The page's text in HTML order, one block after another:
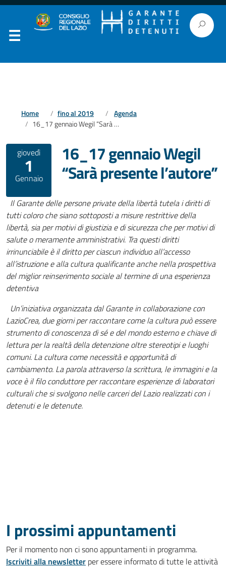
Home fino al 2019
Agenda
16_17 gennaio Wegil “Sarà presente l’autore”
giovedì
1
Gennaio
16_17 gennaio Wegil
“Sarà presente l’autore”
Il Garante delle persone private della libertà tutela i diritti di
tutti coloro che siano sottoposti a misure restrittive della
libertà, sia per motivi di giustizia e di sicurezza che per motivi di
salute o meramente amministrativi. Tra questi diritti
irrinunciabile è il diritto per ciascun individuo all’accesso
all’istruzione e alla cultura qualificante anche nella prospettiva
del miglior reinserimento sociale al termine di una esperienza
detentiva
Un’iniziativa organizzata dal Garante in collaborazione con
LazioCrea, due giorni per raccontare come la cultura può essere
strumento di conoscenza di sé e del mondo esterno e chiave di
lettura per la realtà della detenzione oltre stereotipi e luoghi
comuni. La cultura come necessità e opportunità di
cambiamento. La parola attraverso la scrittura, le immagini e la
voce è il filo conduttore per raccontare esperienze di laboratori
culturali che si svolgono nelle carceri del Lazio realizzati con i
detenuti e le detenute.
I prossimi appuntamenti
Per il momento non ci sono appuntamenti in programma.
Iscriviti alla newsletter per essere informato di tutte le attività